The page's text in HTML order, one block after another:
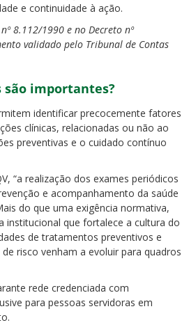
e continuidade à ação.
8.112/1990 e no Decreto nº
validado pelo Tribunal de Contas
são importantes?
identificar precocemente fatores
clínicas, relacionadas ou não ao
preventivas e o cuidado contínuo
“a realização dos exames periódicos
e acompanhamento da saúde
do que uma exigência normativa,
institucional que fortalece a cultura do
de tratamentos preventivos e
risco venham a evoluir para quadros
rede credenciada com
para pessoas servidoras em